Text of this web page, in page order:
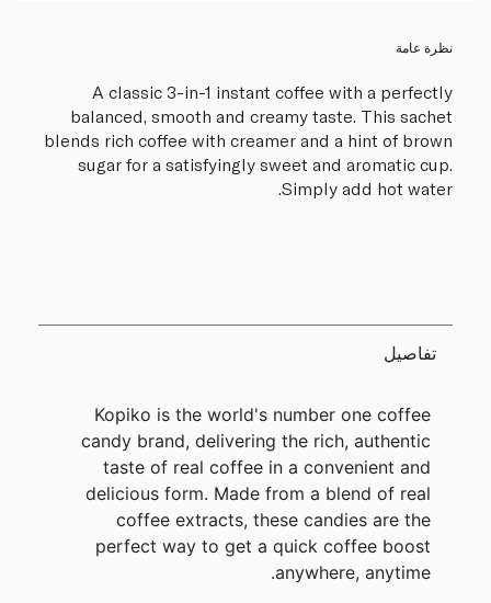
نظرة عامة
A classic 3-in-1 instant coffee with a perfectly
balanced, smooth and creamy taste. This sachet
blends rich coffee with creamer and a hint of brown
sugar for a satisfyingly sweet and aromatic cup.
Simply add hot water.
تفاصيل
Kopiko is the world's number one coffee
candy brand, delivering the rich, authentic
taste of real coffee in a convenient and
delicious form. Made from a blend of real
coffee extracts, these candies are the
perfect way to get a quick coffee boost
anywhere, anytime.